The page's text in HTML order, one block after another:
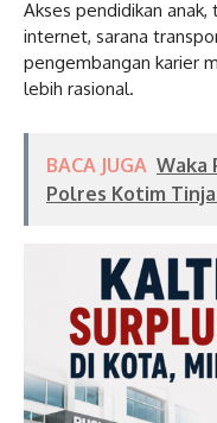
Akses pendidikan
internet, sarana
pengembangan karier
lebih rasional.
BACA JUGA Waka
Polres Kotim